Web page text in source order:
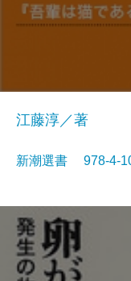
江藤淳／著
新潮選書 978-4-